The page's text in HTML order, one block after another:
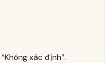
xác định”.